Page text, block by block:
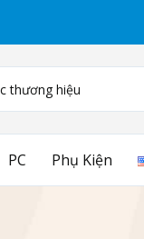
PC Phụ Kiện